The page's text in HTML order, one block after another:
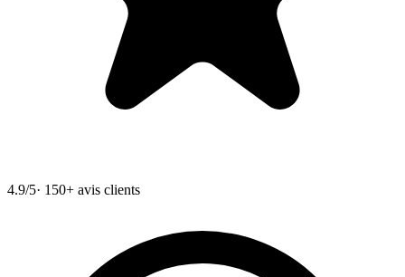
4.9/5· 150+ avis clients